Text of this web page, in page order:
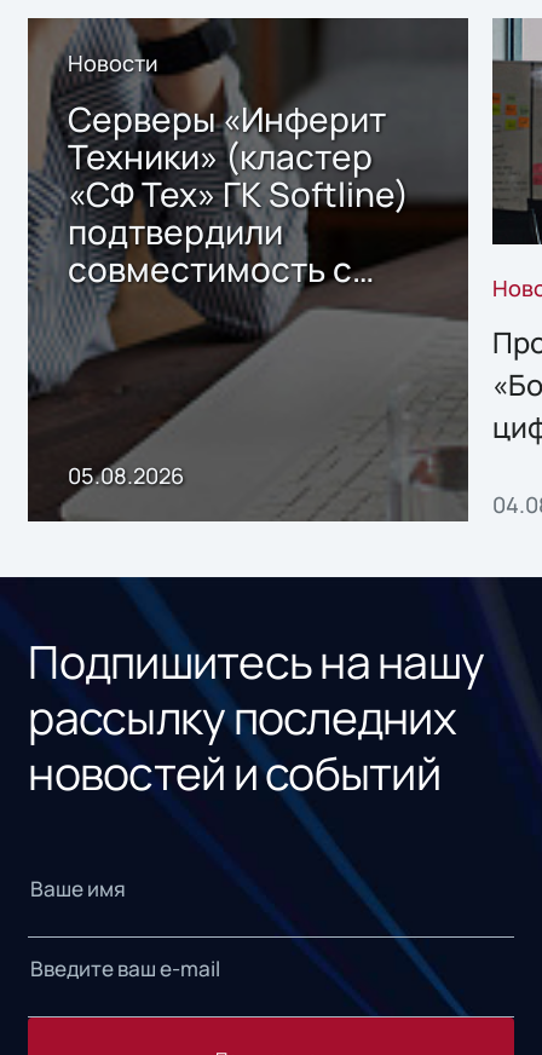
Новости
Серверы «Инферит
Техники» (кластер
«СФ Тех» ГК Softline)
подтвердили
совместимость с
решением Sharx
Storage 2.x для
хранения данных
05.08.2026
Подпишитесь на нашу
рассылку последних
новостей и событий